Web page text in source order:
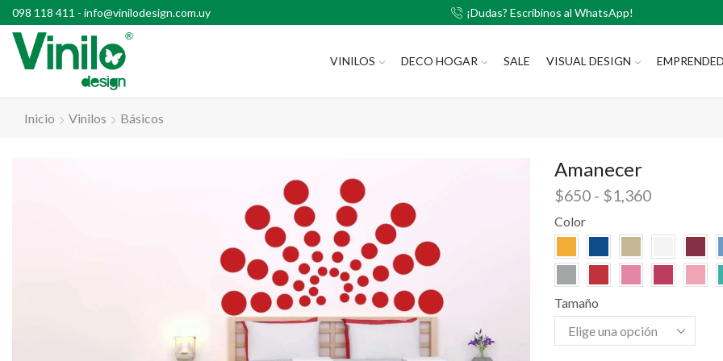
098 118 411 - info@vinilodesign.com.uy
con compras superiores a $2500 ¡Dudas? Escribinos al WhatsApp!
VINILOS DECO HOGAR SALE VISUAL DESIGN
Inicio Vinilos Básicos
Amanecer
$650 - $1,360
Color
Tamaño